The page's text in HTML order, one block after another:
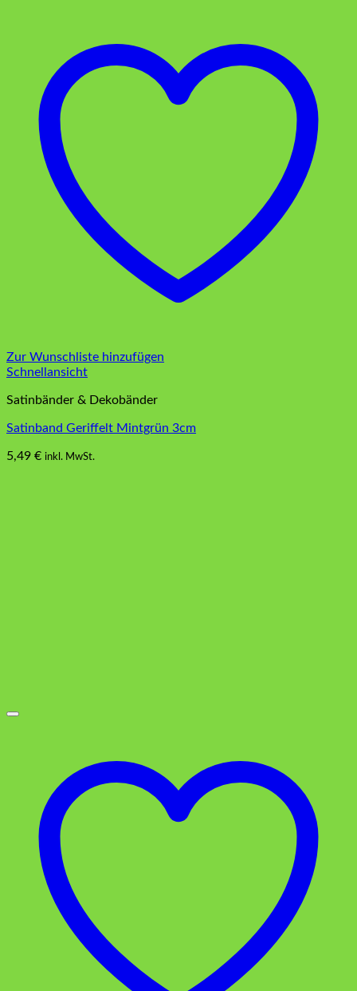
Zur Wunschliste hinzufügen
Schnellansicht
Satinbänder & Dekobänder
Satinband Geriffelt Mintgrün 3cm
5,49 € inkl. MwSt.